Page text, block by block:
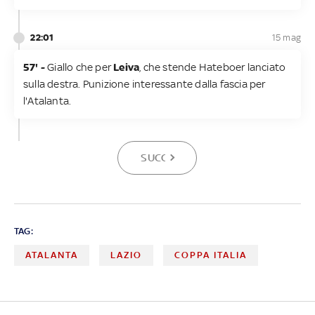
22:01 15 mag
57' -Giallo che perLeiva , che stende Hateboer lanciato
sulla destra. Punizione interessante dalla fascia per
l'Atalanta.
SUCCESSIVA
TAG:
ATALANTA LAZIO COPPA ITALIA